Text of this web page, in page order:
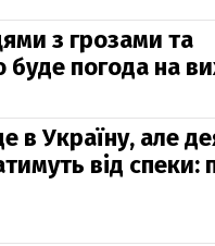
з грозами та
погода на
в Україну, але
від спеки: